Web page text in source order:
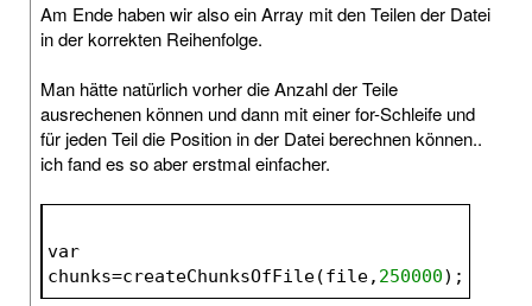
Am Ende haben wir also ein Array mit den Teilen der Datei
in der korrekten Reihenfolge.
Man hätte natürlich vorher die Anzahl der Teile
ausrechenen können und dann mit einer for-Schleife und
für jeden Teil die Position in der Datei berechnen können..
ich fand es so aber erstmal einfacher.
var
chunks=createChunksOfFile(file, 250000);